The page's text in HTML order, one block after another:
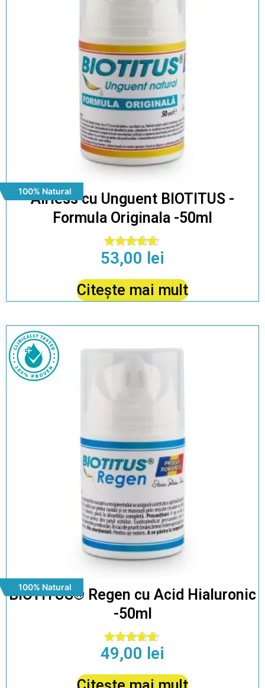
100% Natural
Airless cu Unguent BIOTITUS -
Formula Originala -50ml
Evaluat la
5.00
53,00 lei
Citește mai mult
100% Natural
BIOTITUS® Regen cu Acid Hialuronic
-50ml
Evaluat la
5.00
49,00 lei